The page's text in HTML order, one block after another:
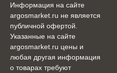
Информация на сайте
argosmarket.ru не является
публичной офертой.
Указанные на сайте
argosmarket.ru цены и
любая другая информация
о товарах требуют